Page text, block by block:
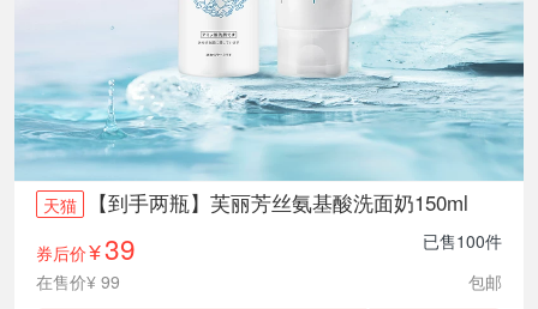
天猫 【到手两瓶】芙丽芳丝氨基酸洗面奶150ml
券后价¥39
已售100件
在售价¥ 99
包邮